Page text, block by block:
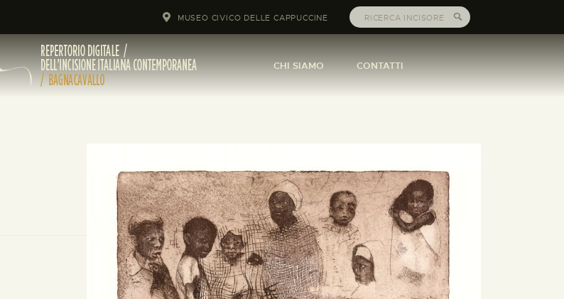
MUSEO CIVICO DELLE CAPPUCCINE
CHI SIAMO CONTATTI